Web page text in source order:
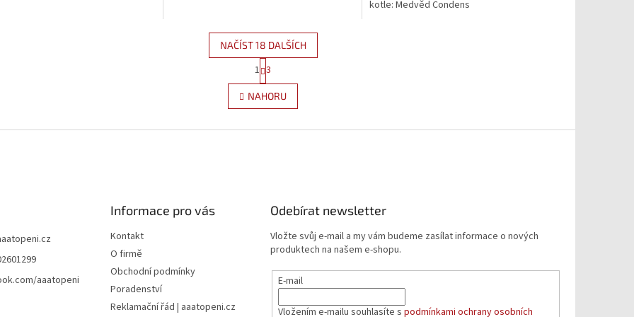
kotle: Medvěd Condens
O
v
l
d
NAČÍST 18 DALŠÍCH
S
t
r
á
n
1 3
NAHORU
aaatopeni
Informace pro vás
Kontakt
O firmě
Obchodní podmínky
Poradenství
Reklamační řád | aaatopeni.cz
Odebírat newsletter
Vložte svůj e-mail a my vám budeme zasílat informace o nových
produktech na našem e-shopu.
E-mail
Vložením e-mailu souhlasíte spodmínkami ochrany osobních